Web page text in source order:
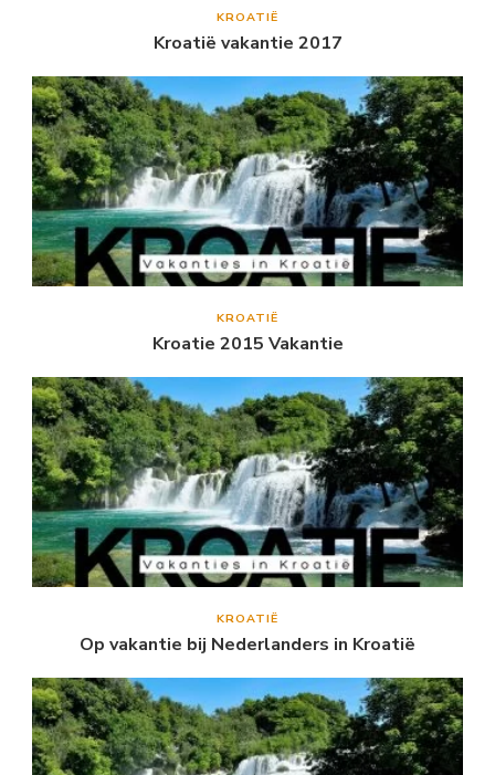
KROATIË
Kroatië vakantie 2017
KROATIË
Kroatie 2015 Vakantie
KROATIË
Op vakantie bij Nederlanders in Kroatië